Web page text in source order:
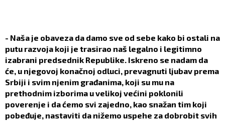
- Naša je obaveza da damo sve od sebe kako bi ostali na
putu razvoja koji je trasirao naš legalno i legitimno
izabrani predsednik Republike. Iskreno se nadam da
će, u njegovoj konačnoj odluci, prevagnuti ljubav prema
Srbiji i svim njenim građanima, koji su mu na
prethodnim izborima u velikoj većini poklonili
poverenje i da ćemo svi zajedno, kao snažan tim koji
pobeđuje, nastaviti da nižemo uspehe za dobrobit svih